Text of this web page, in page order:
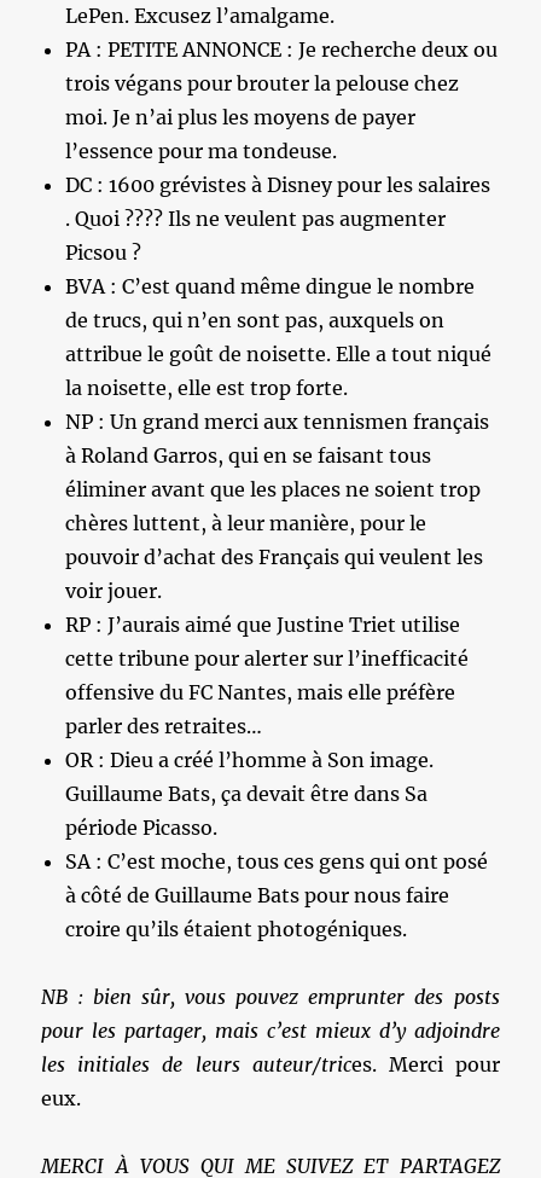
LePen. Excusez l’amalgame.
PA : PETITE ANNONCE : Je recherche deux ou
trois végans pour brouter la pelouse chez
moi. Je n’ai plus les moyens de payer
l’essence pour ma tondeuse.
DC : 1600 grévistes à Disney pour les salaires
. Quoi ???? Ils ne veulent pas augmenter
Picsou ?
BVA : C’est quand même dingue le nombre
de trucs, qui n’en sont pas, auxquels on
attribue le goût de noisette. Elle a tout niqué
la noisette, elle est trop forte.
NP : Un grand merci aux tennismen français
à Roland Garros, qui en se faisant tous
éliminer avant que les places ne soient trop
chères luttent, à leur manière, pour le
pouvoir d’achat des Français qui veulent les
voir jouer.
RP : J’aurais aimé que Justine Triet utilise
cette tribune pour alerter sur l’inefficacité
offensive du FC Nantes, mais elle préfère
parler des retraites…
OR : Dieu a créé l’homme à Son image.
Guillaume Bats, ça devait être dans Sa
période Picasso.
SA : C’est moche, tous ces gens qui ont posé
à côté de Guillaume Bats pour nous faire
croire qu’ils étaient photogéniques.
NB : bien sûr, vous pouvez emprunter des posts
pour les partager, mais c’est mieux d’y adjoindre
les initiales de leurs auteur/trices. Merci pour
eux.
MERCI À VOUS QUI ME SUIVEZ ET PARTAGEZ